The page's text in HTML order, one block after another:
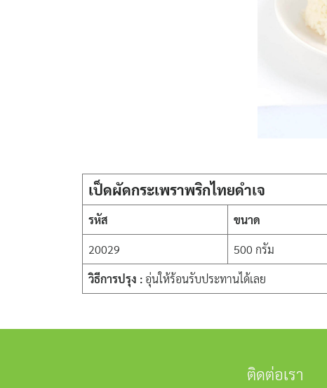
เป็ดผัดกระเพราพริกไทยดำเจ
รหัส ขนาด
20029
500 กรัม
วิธีการปรุง : อุ่นให้ร้อนรับประทานได้เลย
ติดต่อเรา